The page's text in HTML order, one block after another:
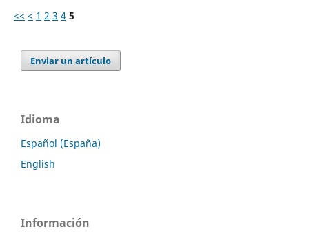
<< < 1 2 3 4 5
Enviar un artículo
Idioma
Español (España)
English
Información